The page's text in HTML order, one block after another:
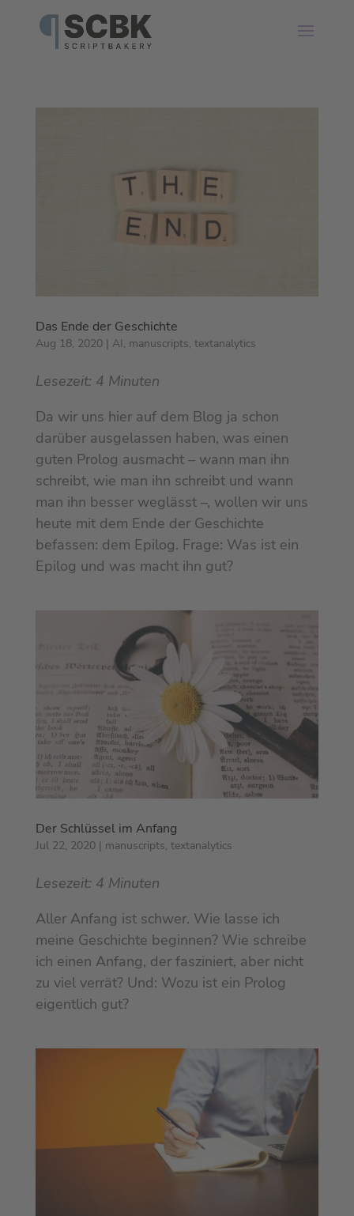
Das Ende der Geschichte
Aug 18, 2020| AI, manuscripts, textanalytics
Lesezeit: 4 Minuten
Da wir uns hier auf dem Blog ja schon
darüber ausgelassen haben, was einen
guten Prolog ausmacht – wann man ihn
schreibt, wie man ihn schreibt und wann
man ihn besser weglässt –, wollen wir uns
heute mit dem Ende der Geschichte
befassen: dem Epilog. Frage: Was ist ein
Epilog und was macht ihn gut?
Der Schlüssel im Anfang
Jul 22, 2020| manuscripts, textanalytics
Lesezeit: 4 Minuten
Aller Anfang ist schwer. Wie lasse ich
meine Geschichte beginnen? Wie schreibe
ich einen Anfang, der fasziniert, aber nicht
zu viel verrät? Und: Wozu ist ein Prolog
eigentlich gut?